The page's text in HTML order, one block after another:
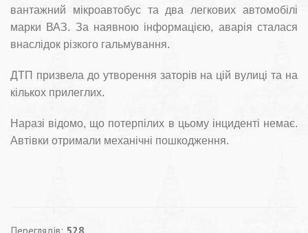
вантажний мікроавтобус та два легкових автомобілі
марки ВАЗ. За наявною інформацією, аварія сталася
внаслідок різкого гальмування.
ДТП призвела до утворення заторів на цій вулиці та на
кількох прилеглих.
Наразі відомо, що потерпілих в цьому інциденті немає.
Автівки отримали механічні пошкодження.